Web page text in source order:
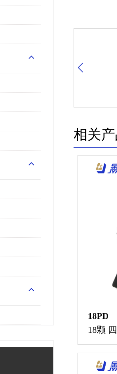
相关
18PD
18颗